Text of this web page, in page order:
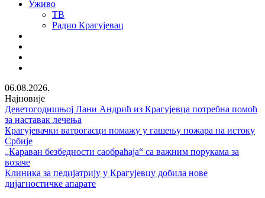
Уживо
ТВ
Радио Крагујевац
06.08.2026.
Најновије
Деветогодишњој Лани Андрић из Крагујевца потребна помоћ
за наставак лечења
Крагујевачки ватрогасци помажу у гашењу пожара на истоку
Србије
„Караван безбедности саобраћаја“ са важним порукама за
возаче
Клиника за педијатрију у Крагујевцу добила нове
дијагностичке апарате